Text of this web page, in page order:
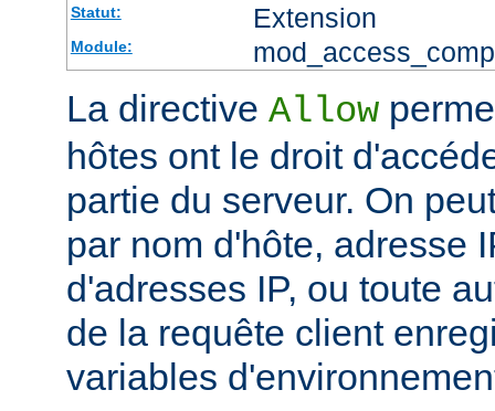
Statut: Extension
Module:
La directive Allow
hôtes ont le droit
partie du serveur. On
par nom d'hôte, adresse
d'adresses IP, ou toute
de la requête client
variables